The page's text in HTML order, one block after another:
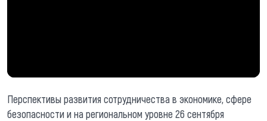
Перспективы развития сотрудничества в экономике, сфере
безопасности и на региональном уровне 26 сентября